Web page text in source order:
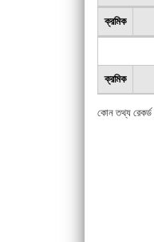
ক্রমিক
ক্রমিক
কোন তথ্য রেকর্ড